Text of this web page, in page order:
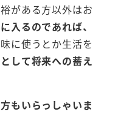
がある方以外はお
入るのであれば、
に使うとか生活を
して将来への蓄え
もいらっしゃいま